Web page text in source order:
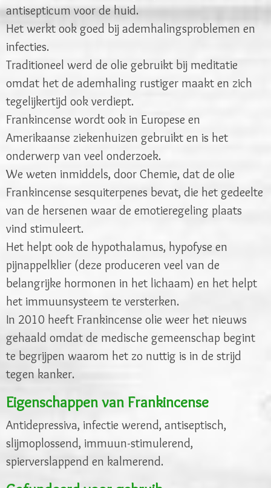
antisepticum voor de huid.
Het werkt ook goed bij ademhalingsproblemen en
infecties.
Traditioneel werd de olie gebruikt bij meditatie
omdat het de ademhaling rustiger maakt en zich
tegelijkertijd ook verdiept.
Frankincense wordt ook in Europese en
Amerikaanse ziekenhuizen gebruikt en is het
onderwerp van veel onderzoek.
We weten inmiddels, door Chemie, dat de olie
Frankincense sesquiterpenes bevat, die het gedeelte
van de hersenen waar de emotieregeling plaats
vind stimuleert.
Het helpt ook de hypothalamus, hypofyse en
pijnappelklier (deze produceren veel van de
belangrijke hormonen in het lichaam) en het helpt
het immuunsysteem te versterken.
In 2010 heeft Frankincense olie weer het nieuws
gehaald omdat de medische gemeenschap begint
te begrijpen waarom het zo nuttig is in de strijd
tegen kanker.
Eigenschappen van Frankincense
Antidepressiva, infectie werend, antiseptisch,
slijmoplossend, immuun-stimulerend,
spierverslappend en kalmerend.